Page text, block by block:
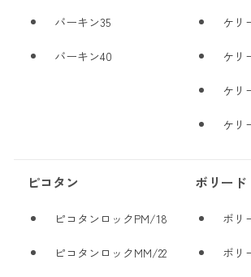
バーキン35
バーキン40
ケリ
ケリ
ケリ
ケリ
ピコタン
ピコタンロックPM/18
ピコタンロックMM/22
ボリード
ボリ
ボリ